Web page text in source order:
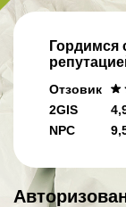
Гордимся
Отзовик
2GIS
NPC